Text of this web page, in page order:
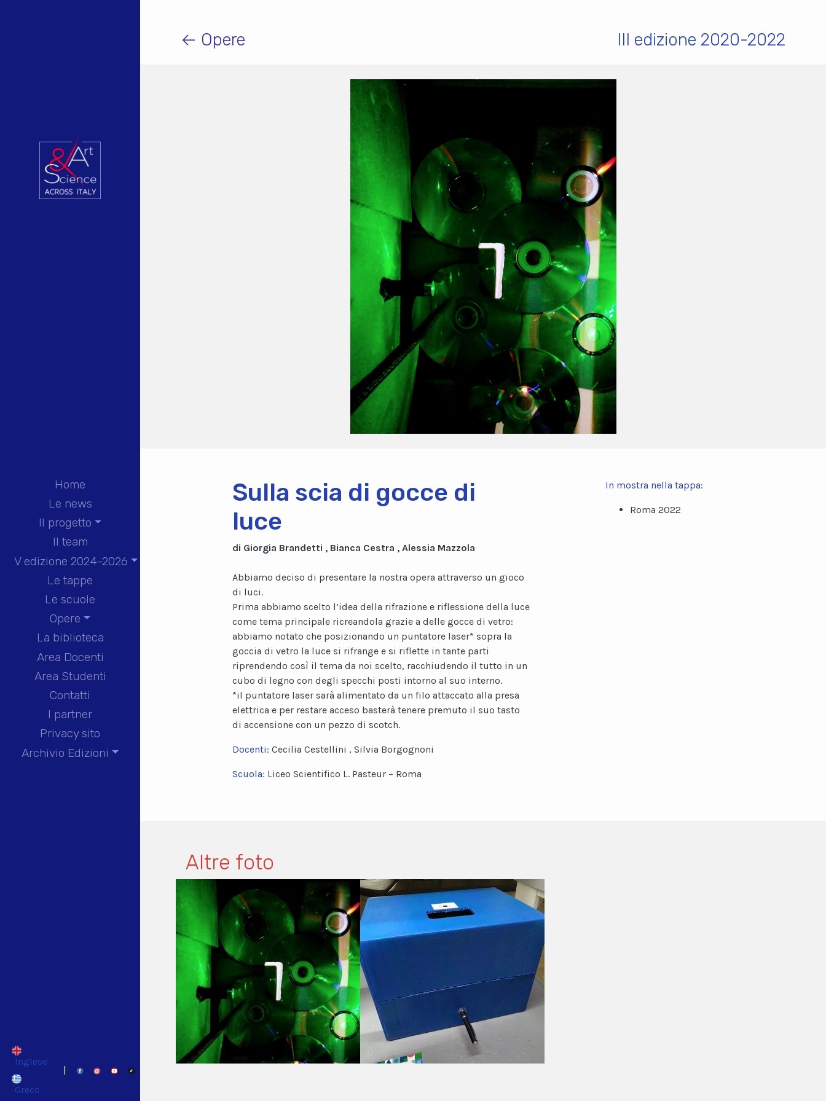
Home
Le news
Il progetto
Il team
V edizione 2024-2026
Le tappe
Le scuole
Opere
La biblioteca
Area Docenti
Area Studenti
Contatti
I partner
Privacy sito
Archivio Edizioni
Inglese
Greco
|
← Opere III edizione 2020-2022
Sulla scia di gocce di
luce
di Giorgia Brandetti , Bianca Cestra , Alessia Mazzola
Abbiamo deciso di presentare la nostra opera attraverso un gioco
di luci.
Prima abbiamo scelto l’idea della rifrazione e riflessione della luce
come tema principale ricreandola grazie a delle gocce di vetro:
abbiamo notato che posizionando un puntatore laser* sopra la
goccia di vetro la luce si rifrange e si riflette in tante parti
riprendendo così il tema da noi scelto, racchiudendo il tutto in un
cubo di legno con degli specchi posti intorno al suo interno.
*il puntatore laser sarà alimentato da un filo attaccato alla presa
elettrica e per restare acceso basterà tenere premuto il suo tasto
di accensione con un pezzo di scotch.
Docenti: Cecilia Cestellini , Silvia Borgognoni
Scuola: Liceo Scientifico L. Pasteur – Roma
In mostra nella tappa:
Roma 2022
Altre foto